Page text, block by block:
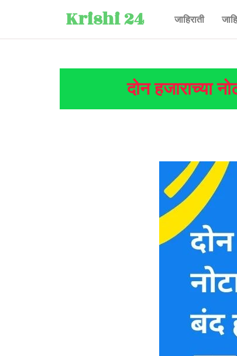
Krishi 24 जाहिराती
दोन हजाराच्या